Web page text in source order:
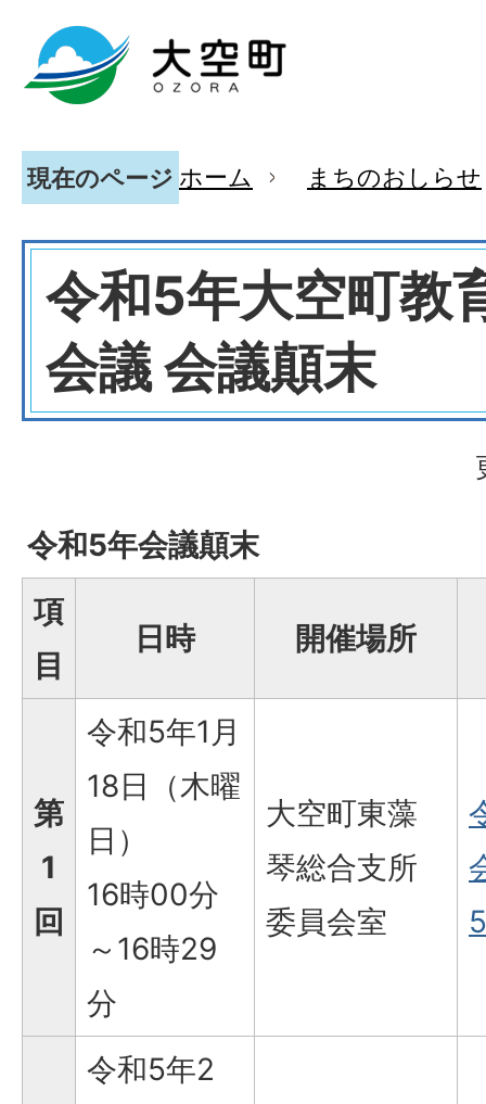
現在のページ ホーム まちのおしらせ
令和5年大空町教
会議 会議顛末
令和5年会議顛末
項
目
日時 開催場所
第
1
回
令和5年1月
18日（木曜
日）
16時00分
～16時29
分
大空町東藻
琴総合支所
委員会室
令和5年2